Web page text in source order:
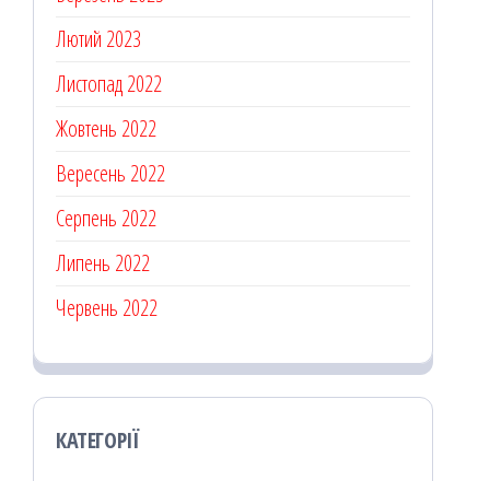
Лютий 2023
Листопад 2022
Жовтень 2022
Вересень 2022
Серпень 2022
Липень 2022
Червень 2022
КАТЕГОРІЇ